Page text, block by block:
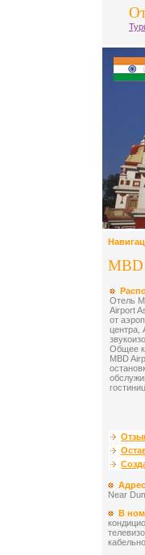
Отель
Airport
от
центра,
Общее
MBD
Near
В